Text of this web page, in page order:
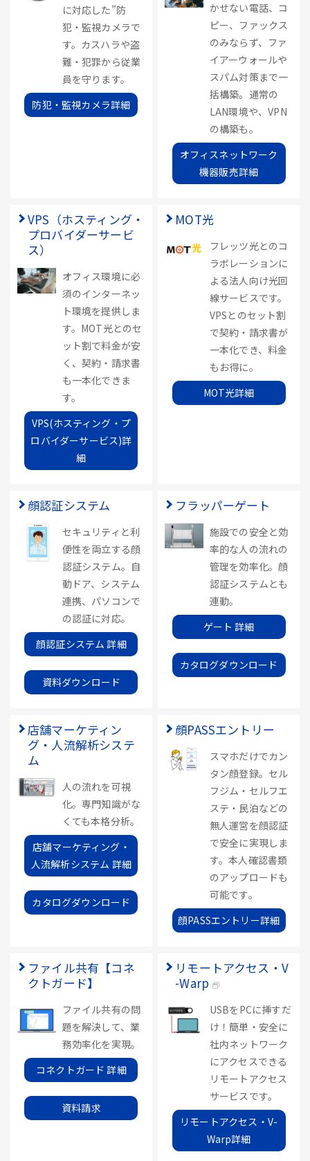
に対応した”防
犯・監視カメラで
す。カスハラや盗
難・犯罪から従業
員を守ります。
防犯・監視カメラ詳細
かせない電話、コ
ピー、ファックス
のみならず、ファ
イアーウォールや
スパム対策まで一
括構築。通常の
LAN環境や、VPN
の構築も。
オフィスネットワーク
機器販売詳細
VPS（ホスティング・
プロバイダーサービ
ス）
オフィス環境に必
須のインターネッ
ト環境を提供しま
す。MOT光とのセ
ット割で料金が安
く、契約・請求書
も一本化できま
す。
VPS(ホスティング・プ
ロバイダーサービス)詳
細
MOT光
フレッツ光とのコ
ラボレーションに
よる法人向け光回
線サービスです。
VPSとのセット割
で契約・請求書が
一本化でき、料金
もお得に。
MOT光詳細
顔認証システム
セキュリティと利
便性を両立する顔
認証システム。自
動ドア、システム
連携、パソコンで
の認証に対応。
顔認証システム 詳細
資料ダウンロード
フラッパーゲート
施設での安全と効
率的な人の流れの
管理を効率化。顔
認証システムとも
連動。
ゲート 詳細
カタログダウンロード
店舗マーケティン
グ・人流解析システ
ム
人の流れを可視
化。専門知識がな
くても本格分析。
店舗マーケティング・
人流解析システム 詳細
カタログダウンロード
顔PASSエントリー
スマホだけでカン
タン顔登録。セル
フジム・セルフエ
ステ・民泊などの
無人運営を顔認証
で安全に実現しま
す。本人確認書類
のアップロードも
可能です。
顔PASSエントリー詳細
ファイル共有【コネ
クトガード】
ファイル共有の問
題を解決して、業
務効率化を実現。
コネクトガード 詳細
資料請求
リモートアクセス・V
-Warp
USBをPCに挿すだ
け！簡単・安全に
社内ネットワーク
にアクセスできる
リモートアクセス
サービスです。
リモートアクセス・V-
Warp詳細